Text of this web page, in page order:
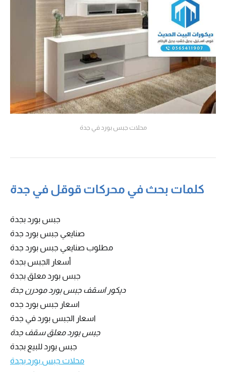
محلات جبس بورد في جدة
كلمات بحث في محركات قوقل في جدة
جبس بورد بجدة
صنايعي جبس بورد جدة
مطلوب صنايعي جبس بورد جدة
أسعار الجبس بجدة
جبس بورد معلق بجدة
ديكور اسقف جبس بورد مودرن جدة
اسعار جبس بورد جده
اسعار الجبس بورد في جدة
جبس بورد معلق سقف جدة
جبس بورد للبيع بجدة
محلات جبس بورد بجدة